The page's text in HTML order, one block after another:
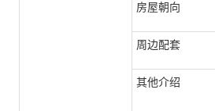
房屋朝向
周边配套
其他介绍